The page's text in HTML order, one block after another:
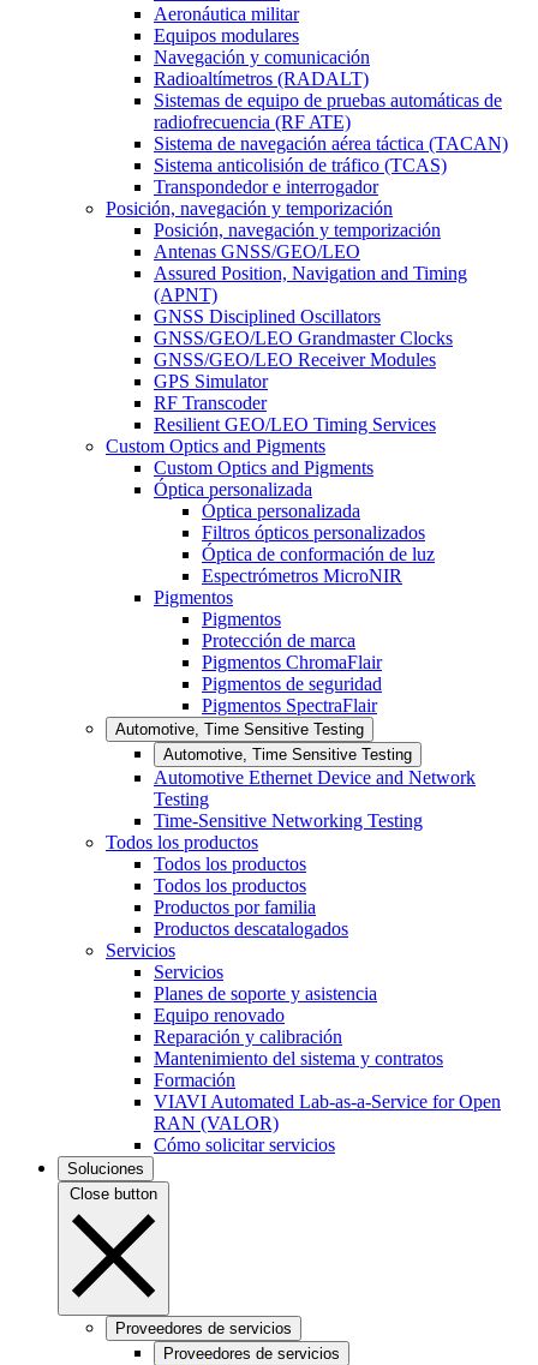
Aeronáutica militar
Equipos modulares
Navegación y comunicación
Radioaltímetros (RADALT)
Sistemas de equipo de pruebas automáticas de
radiofrecuencia (RF ATE)
Sistema de navegación aérea táctica (TACAN)
Sistema anticolisión de tráfico (TCAS)
Transpondedor e interrogador
Posición, navegación y temporización
Posición, navegación y temporización
Antenas GNSS/GEO/LEO
Assured Position, Navigation and Timing
(APNT)
GNSS Disciplined Oscillators
GNSS/GEO/LEO Grandmaster Clocks
GNSS/GEO/LEO Receiver Modules
GPS Simulator
RF Transcoder
Resilient GEO/LEO Timing Services
Custom Optics and Pigments
Custom Optics and Pigments
Óptica personalizada
Óptica personalizada
Filtros ópticos personalizados
Óptica de conformación de luz
Espectrómetros MicroNIR
Pigmentos
Pigmentos
Protección de marca
Pigmentos ChromaFlair
Pigmentos de seguridad
Pigmentos SpectraFlair
Automotive, Time Sensitive Testing
Automotive, Time Sensitive Testing
Automotive Ethernet Device and Network
Testing
Time-Sensitive Networking Testing
Todos los productos
Todos los productos
Todos los productos
Productos por familia
Productos descatalogados
Servicios
Servicios
Planes de soporte y asistencia
Equipo renovado
Reparación y calibración
Mantenimiento del sistema y contratos
Formación
VIAVI Automated Lab-as-a-Service for Open
RAN (VALOR)
Cómo solicitar servicios
Soluciones
Close button
Proveedores de servicios
Proveedores de servicios